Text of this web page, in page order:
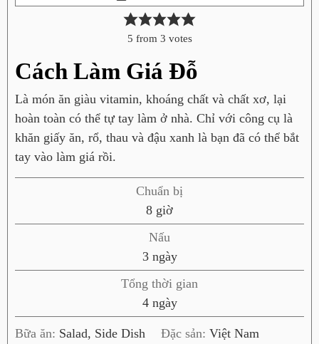
5 from 3 votes
Cách Làm Giá Đỗ
Là món ăn giàu vitamin, khoáng chất và chất xơ, lại
hoàn toàn có thể tự tay làm ở nhà. Chỉ với công cụ là
khăn giấy ăn, rổ, thau và đậu xanh là bạn đã có thể bắt
tay vào làm giá rồi.
Chuẩn bị
8g
i
giờ
Nấu
3n
g
à
y
ngày
Tổng thời gian
4n
g
ngày
Bữa ăn: Salad, Side Dish Đặc sản:Việt Nam